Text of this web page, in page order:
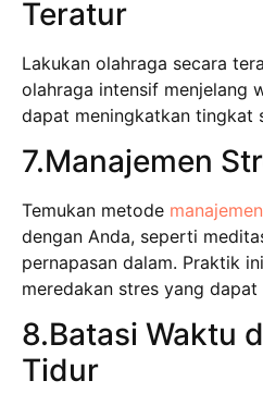
Teratur
Lakukan olahraga secara
olahraga intensif menjelang
dapat meningkatkan tingkat
7.Manajemen
Temukan metode
dengan Anda, seperti
pernapasan dalam. Praktik
meredakan stres yang
8.Batasi Waktu
Tidur